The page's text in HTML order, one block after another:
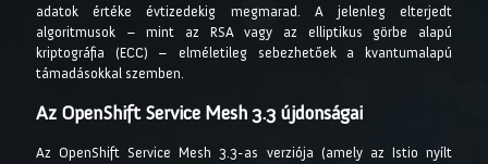
adatok értéke évtizedekig megmarad. A jelenleg elterjedt
algoritmusok – mint az RSA vagy az elliptikus görbe alapú
kriptográfia (ECC) – elméletileg sebezhetőek a kvantumalapú
támadásokkal szemben.
Az OpenShift Service Mesh 3.3 újdonságai
Az OpenShift Service Mesh 3.3-as verziója (amely az Istio nyílt